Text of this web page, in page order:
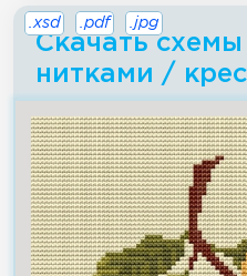
Скачать
нитками /
.xsd .pdf .jpg